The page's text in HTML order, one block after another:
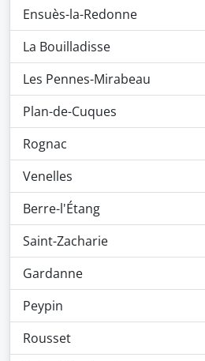
Ensuès-la-Redonne
La Bouilladisse
Les Pennes-Mirabeau
Plan-de-Cuques
Rognac
Venelles
Berre-l'Étang
Saint-Zacharie
Gardanne
Peypin
Rousset